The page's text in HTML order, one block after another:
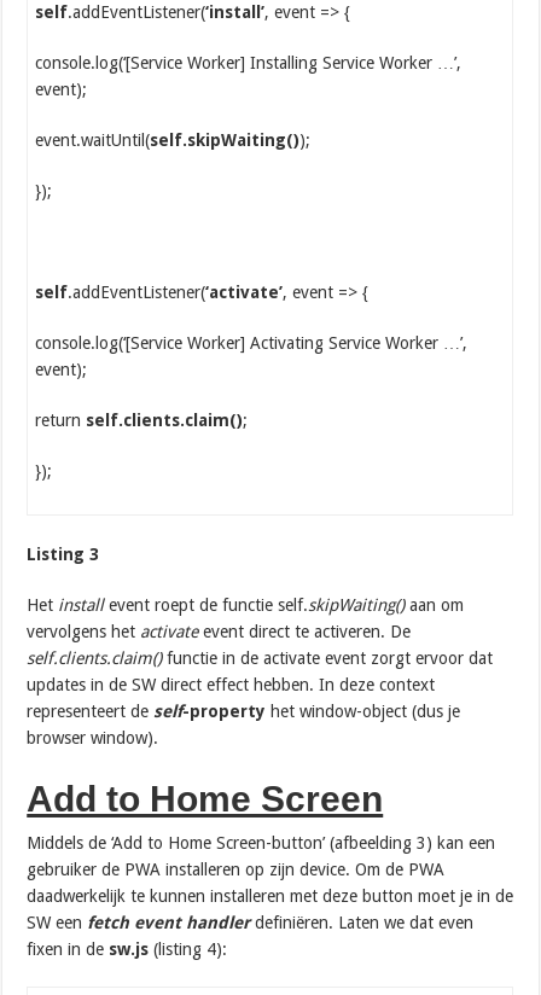
self.addEventListener(‘install’, event => {
console.log(‘[Service Worker] Installing Service Worker …’,
event);
event.waitUntil(self.skipWaiting());
});
self.addEventListener(‘activate’, event => {
console.log(‘[Service Worker] Activating Service Worker …’,
event);
return self.clients.claim();
});
Listing 3
Het installevent roept de functie self.skipWaiting()aan om
vervolgens het activateevent direct te activeren. De
self.clients.claim()functie in de activate event zorgt ervoor dat
updates in de SW direct effect hebben. In deze context
representeert de self-property het window-object (dus je
browser window).
Add to Home Screen
Middels de ‘Add to Home Screen-button’ (afbeelding 3) kan een
gebruiker de PWA installeren op zijn device. Om de PWA
daadwerkelijk te kunnen installeren met deze button moet je in de
SW een fetch event handlerdefiniëren. Laten we dat even
fixen in de sw.js(listing 4):